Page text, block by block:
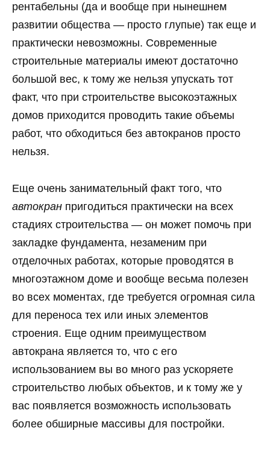
рентабельны (да и вообще при нынешнем
развитии общества — просто глупые) так еще и
практически невозможны. Современные
строительные материалы имеют достаточно
большой вес, к тому же нельзя упускать тот
факт, что при строительстве высокоэтажных
домов приходится проводить такие объемы
работ, что обходиться без автокранов просто
нельзя.
Еще очень занимательный факт того, что
автокран пригодиться практически на всех
стадиях строительства — он может помочь при
закладке фундамента, незаменим при
отделочных работах, которые проводятся в
многоэтажном доме и вообще весьма полезен
во всех моментах, где требуется огромная сила
для переноса тех или иных элементов
строения. Еще одним преимуществом
автокрана является то, что с его
использованием вы во много раз ускоряете
строительство любых объектов, и к тому же у
вас появляется возможность использовать
более обширные массивы для постройки.